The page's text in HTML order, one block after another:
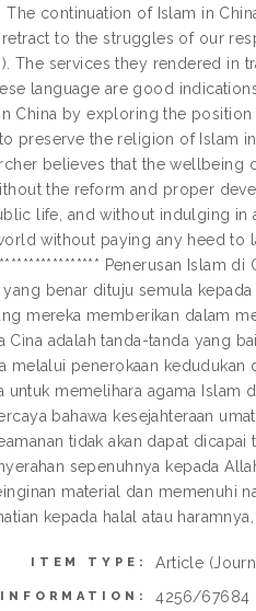
The continuation of Islam in
to the struggles of our
The services they rendered in
language are good
China by exploring the
preserve the religion of Islam
believes that the wellbeing
the reform and proper
life, and without indulging in
without paying any heed
Penerusan Islam
benar dituju semula
mereka memberikan dalam
adalah tanda-tanda yang
penerokaan kedudukan
memelihara agama Islam
bahawa kesejahteraan
tidak akan dapat
sepenuhnya kepada
material dan memenuhi
kepada halal atau
ITEM TYPE: Article
4256/67684